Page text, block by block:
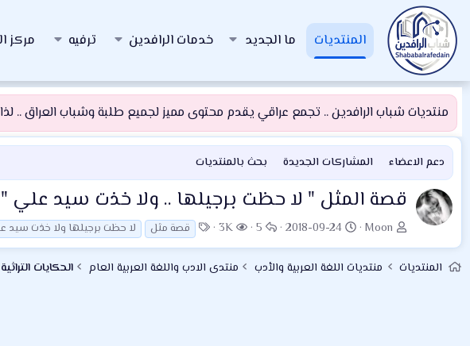
المنتديات ما الجديد خدمات الرافدين ترفيه مركز
منتديات شباب الرافدين .. تجمع عراقي يقدم محتوى مميز لجميع طلبة وشباب العراق ..
دعم الاعضاء المشاركات الجديدة بحث بالمنتديات
قصة المثل " لا حظت برجيلها .. ولا خذت سيد علي "
ب
ا
د
Moon
ت
ا
ر
2018-09-24
ا
ل
ر
5
ا
ل
م
3K
ا
ل
و
قصة مثل لا حظت برجيلها ولا خذت سيد
المنتديات منتديات اللغة العربية والأدب منتدى الادب واللغة العربية العام الحكايات